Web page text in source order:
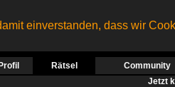
einverstanden, dass wir
Profil Rätsel Community
Jetzt